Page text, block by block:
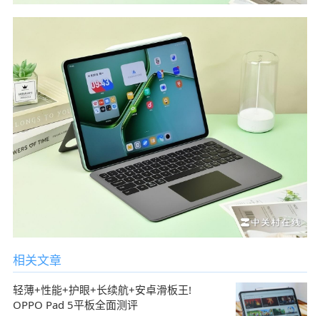
相关文章
轻薄+性能+护眼+长续航+安卓滑板王!
OPPO Pad 5平板全面测评